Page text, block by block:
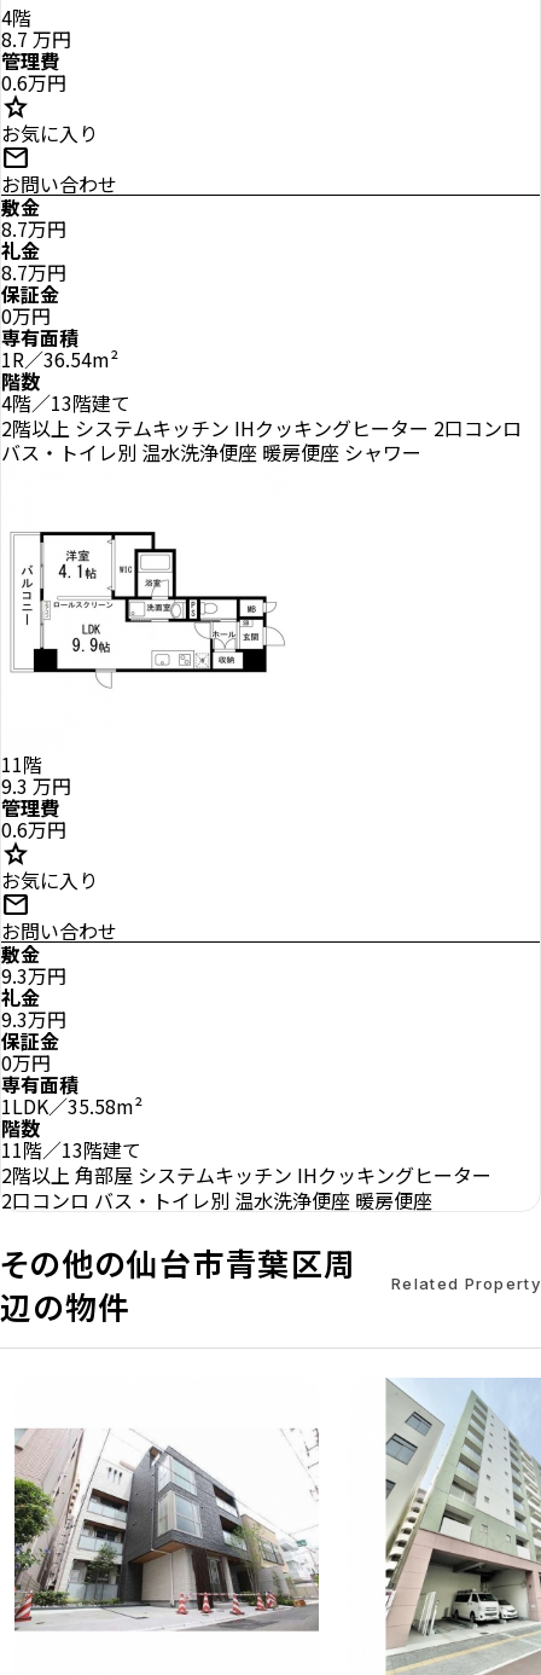
4階
8.7 万円
管理費
0.6万円
star
お気に入り
mail
お問い合わせ
敷金
8.7万円
礼金
8.7万円
保証金
0万円
専有面積
1R／36.54m²
階数
4階／13階建て
2階以上 システムキッチン IHクッキングヒーター 2口コンロ
バス・トイレ別 温水洗浄便座 暖房便座 シャワー
11階
9.3 万円
管理費
0.6万円
star
お気に入り
mail
お問い合わせ
敷金
9.3万円
礼金
9.3万円
保証金
0万円
専有面積
1LDK／35.58m²
階数
11階／13階建て
2階以上 角部屋 システムキッチン IHクッキングヒーター
2口コンロ バス・トイレ別 温水洗浄便座 暖房便座
その他の仙台市青葉区周
辺の物件
Related Property